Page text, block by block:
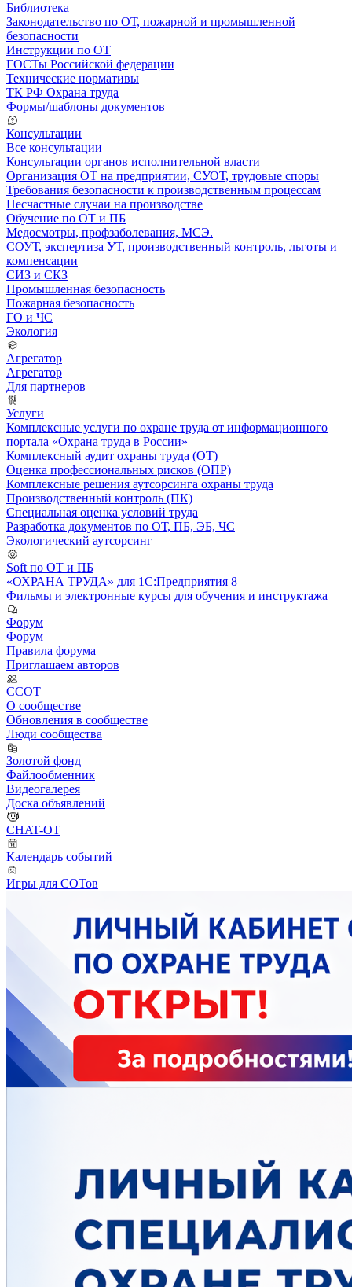
Библиотека
Законодательство по ОТ, пожарной и промышленной
безопасности
Инструкции по ОТ
ГОСТы Российской федерации
Технические нормативы
ТК РФ Охрана труда
Формы/шаблоны документов
Консультации
Все консультации
Консультации органов исполнительной власти
Организация ОТ на предприятии, СУОТ, трудовые споры
Требования безопасности к производственным процессам
Несчастные случаи на производстве
Обучение по ОТ и ПБ
Медосмотры, профзаболевания, МСЭ.
СОУТ, экспертиза УТ, производственный контроль, льготы и
компенсации
СИЗ и СКЗ
Промышленная безопасность
Пожарная безопасность
ГО и ЧС
Экология
Агрегатор
Агрегатор
Для партнеров
Услуги
Комплексные услуги по охране труда от информационного
портала «Охрана труда в России»
Комплексный аудит охраны труда (ОТ)
Оценка профессиональных рисков (ОПР)
Комплексные решения аутсорсинга охраны труда
Производственный контроль (ПК)
Специальная оценка условий труда
Разработка документов по ОТ, ПБ, ЭБ, ЧС
Экологический аутсорсинг
Soft по ОТ и ПБ
«ОХРАНА ТРУДА» для 1С:Предприятия 8
Фильмы и электронные курсы для обучения и инструктажа
Форум
Форум
Правила форума
Приглашаем авторов
ССОТ
О сообществе
Обновления в сообществе
Люди сообщества
Золотой фонд
Файлообменник
Видеогалерея
Доска объявлений
CHAT-OT
Календарь событий
Игры для СОТов